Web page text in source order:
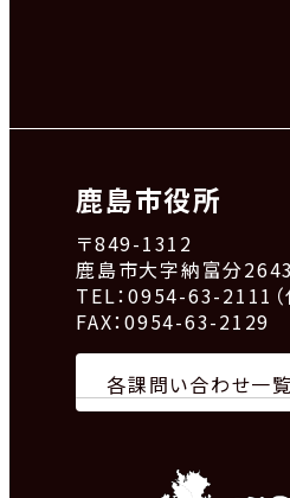
鹿島市役所
〒849-1312
鹿島市大字納富分
TEL：0954-63-2111（
FAX：0954-63-2129
各課問い合わせ一